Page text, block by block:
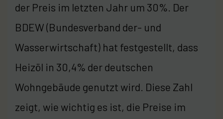
der Preis im letzten Jahr um 30%. Der
BDEW (Bundesverband der- und
Wasserwirtschaft) hat festgestellt, dass
Heizöl in 30,4% der deutschen
Wohngebäude genutzt wird. Diese Zahl
zeigt, wie wichtig es ist, die Preise im